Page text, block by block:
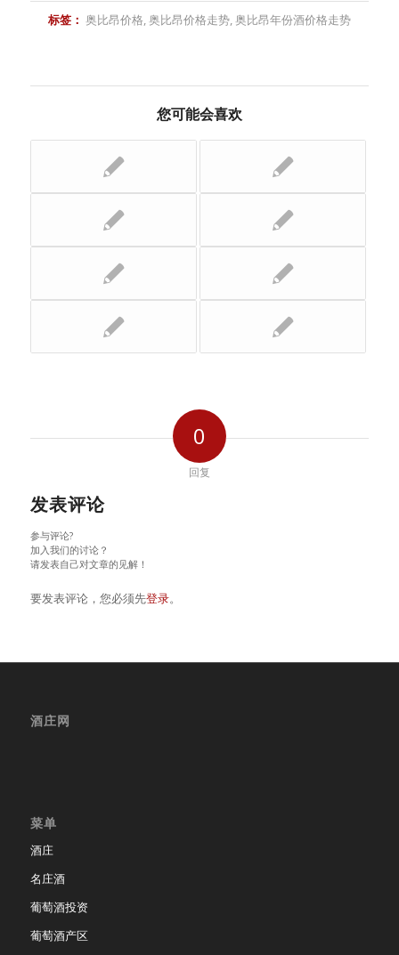
标签： 奥比昂价格,奥比昂价格走势,奥比昂年份酒价格走势
您可能会喜欢
0
回复
发表评论
参与评论?
加入我们的讨论？
请发表自己对文章的见解！
要发表评论，您必须先登录。
酒庄网
菜单
酒庄
名庄酒
葡萄酒投资
葡萄酒产区